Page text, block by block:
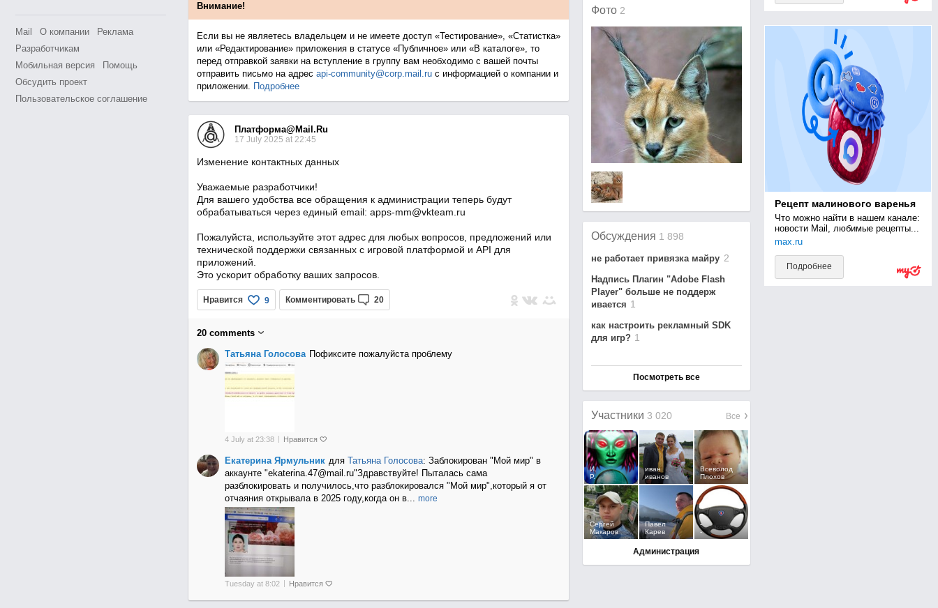
Mail О компании
Реклама
Разработчикам
Мобильная версия
Помощь
Обсудить проект
Пользовательское соглашение
Внимание!
Если вы не являетесь владельцем и не имеете доступ «Тестирование», «Статистка»
или «Редактирование» приложения в статусе «Публичное» или «В каталоге», то
перед отправкой заявки на вступление в группу вам необходимо с вашей почты
отправить письмо на адрес api-community@corp.mail.ruс информацией о компании и
приложении. Подробнее
Платформа@Mail.Ru
17 July 2025 at 22:45
Изменение контактных данных
Уважаемые разработчики!
Для вашего удобства все обращения к администрации теперь будут
обрабатываться через единый email: apps-mm@vkteam.ru
Пожалуйста, используйте этот адрес для любых вопросов, предложений или
технической поддержки связанных с игровой платформой и API для
приложений.
Это ускорит обработку ваших запросов.
Нравится 9 Комментировать 20
20comments
Татьяна Голосова Пофиксите пожалуйста проблему
4 July at 23:38 Нравится
Екатерина Ярмульник для Татьяна Голосова: Заблокирован "Мой мир" в
аккаунте "ekaterina.47@mail.ru"Здравствуйте! Пыталась сама
разблокировать и получилось,что разблокировался "Мой мир",который я от
отчаяния открывала в 2025 году,когда он в... more
Tuesday at 8:02 Нравится
Фото 2
Обсуждения 1 898
не работает привязка майру 2
НадписьПлагин "Adobe Flash
Player"больше не поддерж
ивается 1
как настроить рекламный SDK
для игр? 1
Посмотреть все
Все
Участники 3 020
И.
Р.
иван
иванов
Всеволод
Плохов
Сергей
Макаров
Павел
Карев
-
-
Администрация
Рецепт малинового варенья
Что можно найти в нашем канале:
новости Mail, любимые рецепты...
max.ru
Подробнее